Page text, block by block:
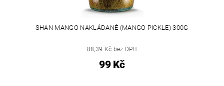
SHAN MANGO NAKLÁDANÉ (MANGO PICKLE) 300G
88,39 Kč bez DPH
99 Kč